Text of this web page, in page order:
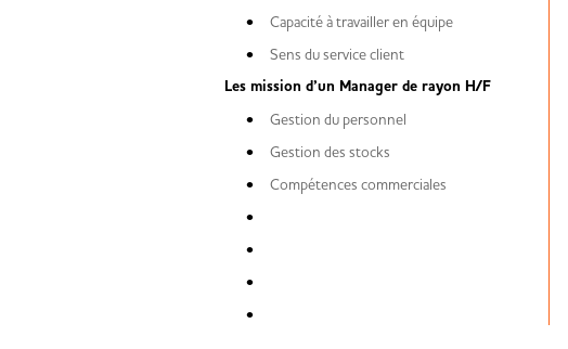
Capacité à travailler en équipe
Sens du service client
Les mission d’un Manager de rayon H/F
Gestion du personnel
Gestion des stocks
Compétences commerciales